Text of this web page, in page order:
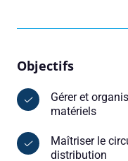
Objectifs
Gérer et
matériels
Maîtriser le
distribution